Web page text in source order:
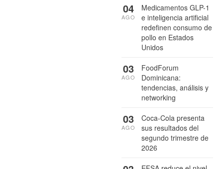
Medicamentos GLP-1
e inteligencia artificial
redefinen consumo de
pollo en Estados
Unidos
04
AGO
FoodForum
Dominicana:
tendencias, análisis y
networking
03
AGO
Coca-Cola presenta
sus resultados del
segundo trimestre de
2026
03
AGO